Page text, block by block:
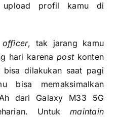
profil kamu di
, tak jarang kamu
hari karenapostkonten
bisa dilakukan saat pagi
bisa memaksimalkan
dari Galaxy M33 5G
Untukmaintain